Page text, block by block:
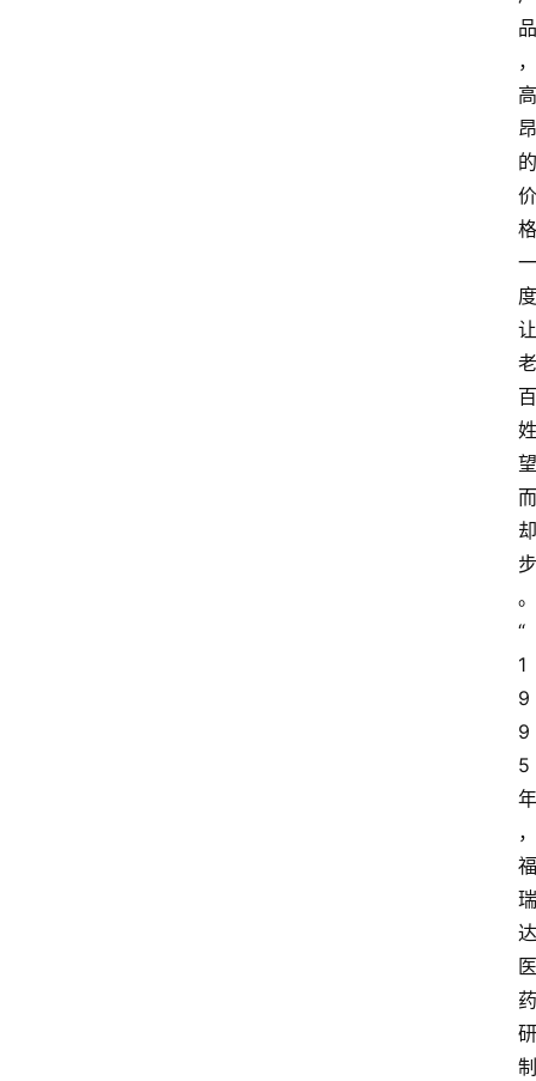
品
，
高
昂
的
价
格
一
度
让
老
百
姓
望
而
却
步
。
“
1
9
9
5
年
，
福
瑞
达
医
药
研
制